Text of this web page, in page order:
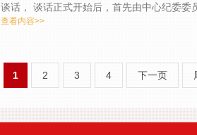
谈话， 谈话正式开始后，首先由中心纪委
查看内容>>
1 2 3 4 下一页